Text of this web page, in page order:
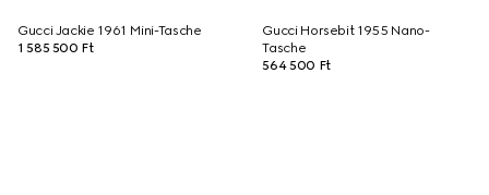
Gucci Jackie 1961 Mini-Tasche
1 585 500 Ft
Gucci Horsebit 1955 Nano-
Tasche
564 500 Ft